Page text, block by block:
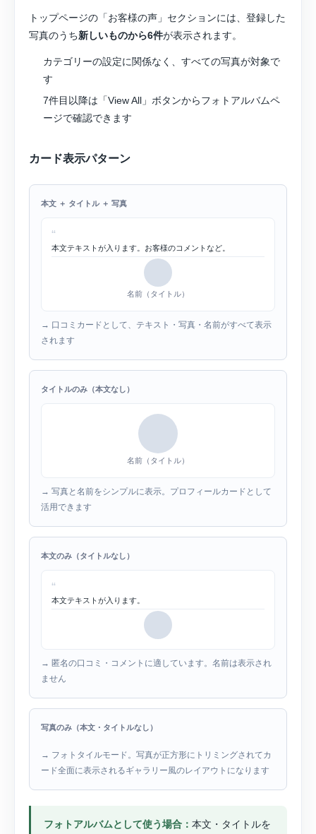
トップページの「お客様の声」セクションには、登録した
写真のうち新しいものから6件が表示されます。
カテゴリーの設定に関係なく、すべての写真が対象で
す
7件目以降は「View All」ボタンからフォトアルバムペ
ージで確認できます
カード表示パターン
本文 ＋ タイトル ＋ 写真
“
本文テキストが入ります。お客様のコメントなど。
名前（タイトル）
→ 口コミカードとして、テキスト・写真・名前がすべて表示
されます
タイトルのみ（本文なし）
名前（タイトル）
→ 写真と名前をシンプルに表示。プロフィールカードとして
活用できます
本文のみ（タイトルなし）
“
本文テキストが入ります。
→ 匿名の口コミ・コメントに適しています。名前は表示され
ません
写真のみ（本文・タイトルなし）
→ フォトタイルモード。写真が正方形にトリミングされてカ
ード全面に表示されるギャラリー風のレイアウトになります
フォトアルバムとして使う場合： 本文・タイトルを